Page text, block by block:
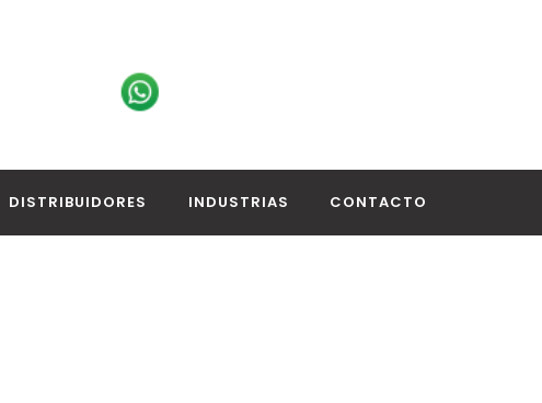
DISTRIBUIDORES INDUSTRIAS CONTACTO